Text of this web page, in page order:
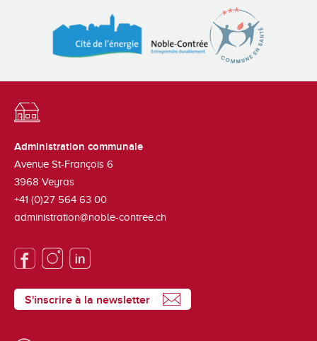
Administration communale
Avenue St-François 6
3968 Veyras
+41 (0)27 564 63 00
administration@noble-contree.ch
S'inscrire à la newsletter